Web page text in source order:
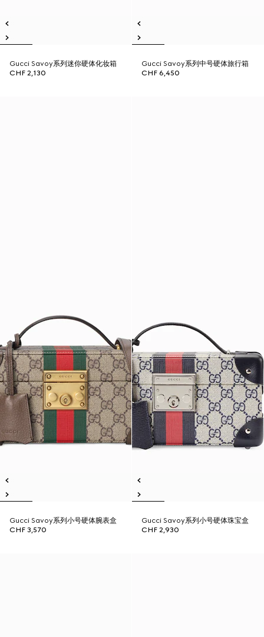
Gucci Savoy系列迷你硬体化妆箱
CHF 2,130
Gucci Savoy系列中号硬体旅行箱
CHF 6,450
Gucci Savoy系列小号硬体腕表盒
CHF 3,570
Gucci Savoy系列小号硬体珠宝盒
CHF 2,930